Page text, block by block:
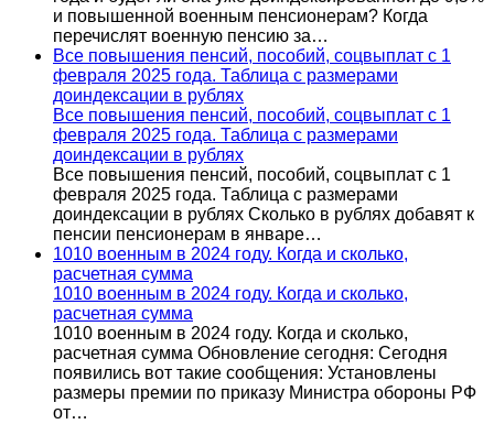
и повышенной военным пенсионерам? Когда
перечислят военную пенсию за…
Все повышения пенсий, пособий, соцвыплат с 1
февраля 2025 года. Таблица с размерами
доиндексации в рублях
Все повышения пенсий, пособий, соцвыплат с 1
февраля 2025 года. Таблица с размерами
доиндексации в рублях
Все повышения пенсий, пособий, соцвыплат с 1
февраля 2025 года. Таблица с размерами
доиндексации в рублях Сколько в рублях добавят к
пенсии пенсионерам в январе…
1010 военным в 2024 году. Когда и сколько,
расчетная сумма
1010 военным в 2024 году. Когда и сколько,
расчетная сумма
1010 военным в 2024 году. Когда и сколько,
расчетная сумма Обновление сегодня: Сегодня
появились вот такие сообщения: Установлены
размеры премии по приказу Министра обороны РФ
от…